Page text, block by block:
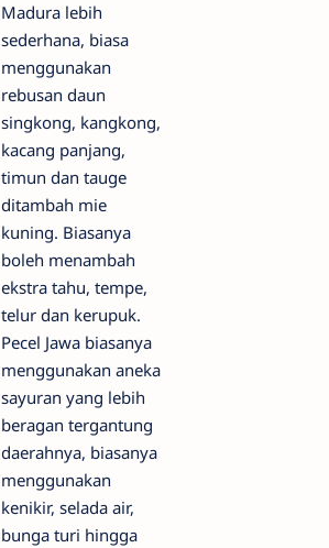
Madura lebih
sederhana, biasa
menggunakan
rebusan daun
singkong, kangkong,
kacang panjang,
timun dan tauge
ditambah mie
kuning. Biasanya
boleh menambah
ekstra tahu, tempe,
telur dan kerupuk.
Pecel Jawa biasanya
menggunakan aneka
sayuran yang lebih
beragan tergantung
daerahnya, biasanya
menggunakan
kenikir, selada air,
bunga turi hingga